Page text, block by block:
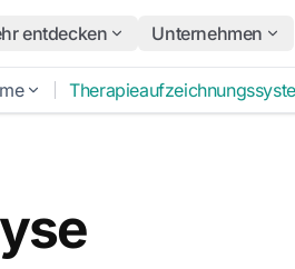
entdecken Unternehmen